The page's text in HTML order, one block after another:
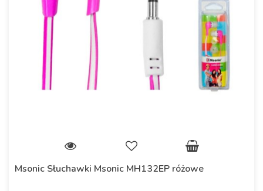
Msonic Słuchawki Msonic MH132EP różowe